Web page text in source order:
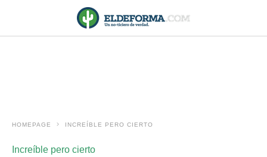
HOMEPAGE INCREÍBLE PERO CIERTO
Increíble pero cierto